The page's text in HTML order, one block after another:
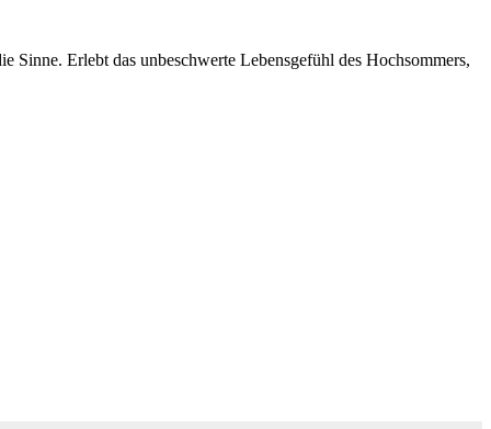
Erlebt das unbeschwerte Lebensgefühl des Hochsommers,